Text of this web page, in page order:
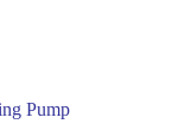
Pump